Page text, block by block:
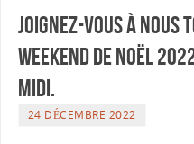
Joignez-vous à nous
Weekend de Noël
midi.
24 DÉCEMBRE 2022